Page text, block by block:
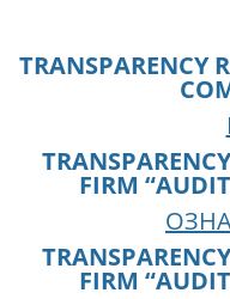
TRANSPARENCY
FIRM
FIRM